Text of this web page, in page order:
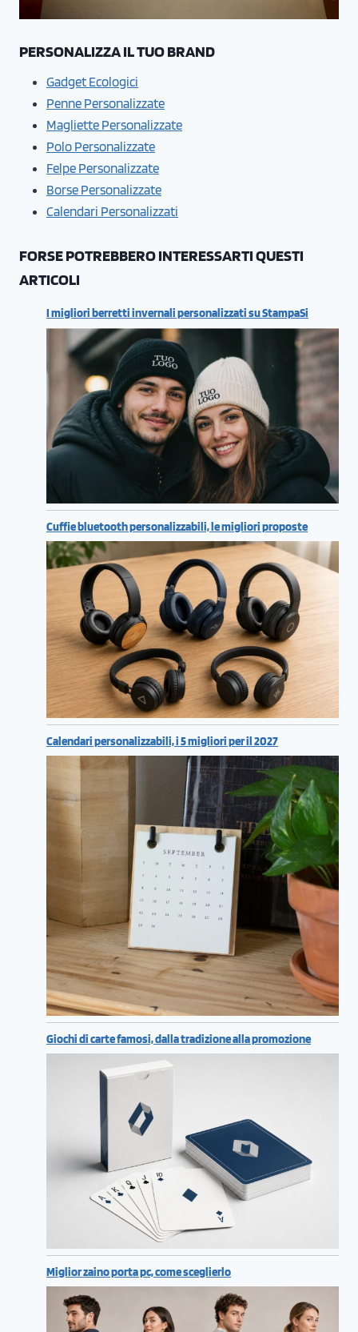
PERSONALIZZA IL TUO BRAND
Gadget Ecologici
Penne Personalizzate
Magliette Personalizzate
Polo Personalizzate
Felpe Personalizzate
Borse Personalizzate
Calendari Personalizzati
FORSE POTREBBERO INTERESSARTI QUESTI
ARTICOLI
I migliori berretti invernali personalizzati su StampaSi
Cuffie bluetooth personalizzabili, le migliori proposte
Calendari personalizzabili, i 5 migliori per il 2027
Giochi di carte famosi, dalla tradizione alla promozione
Miglior zaino porta pc, come sceglierlo